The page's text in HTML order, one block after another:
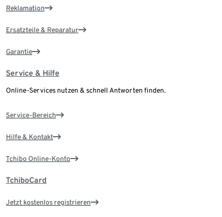
Reklamation
Ersatzteile & Reparatur
Garantie
Service & Hilfe
Online-Services nutzen & schnell Antworten finden.
Service-Bereich
Hilfe & Kontakt
Tchibo Online-Konto
TchiboCard
Jetzt kostenlos registrieren